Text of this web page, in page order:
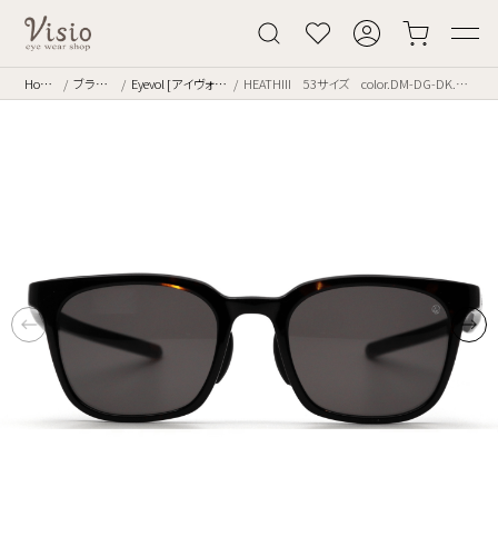
Home ブランド Eyevol [アイヴォル] HEATHIII 53サイズ color.DM-DG-DK.GRY